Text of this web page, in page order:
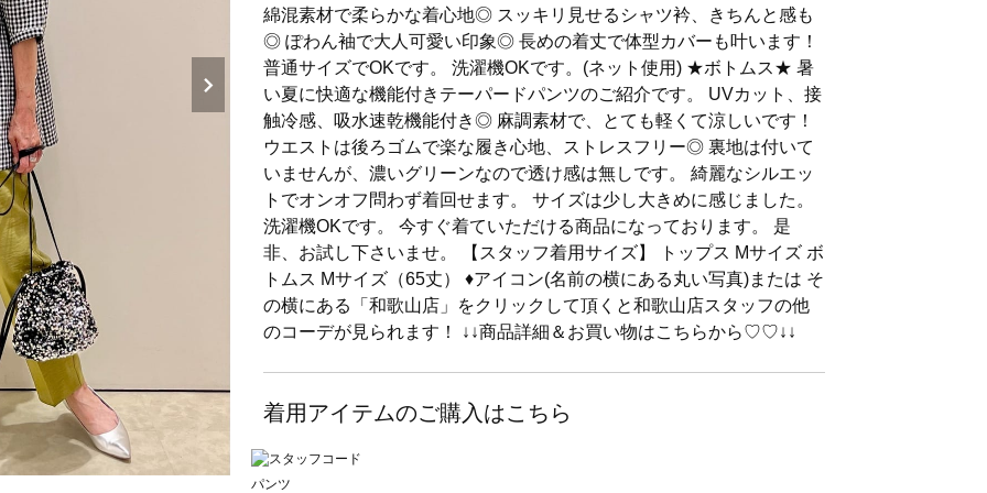
綿混素材で柔らかな着心地◎ スッキリ見せるシャツ衿、きちんと感も
◎ ぽわん袖で大人可愛い印象◎ 長めの着丈で体型カバーも叶います！
普通サイズでOKです。 洗濯機OKです。(ネット使用) ★ボトムス★ 暑
い夏に快適な機能付きテーパードパンツのご紹介です。 UVカット、接
触冷感、吸水速乾機能付き◎ 麻調素材で、とても軽くて涼しいです！
ウエストは後ろゴムで楽な履き心地、ストレスフリー◎ 裏地は付いて
いませんが、濃いグリーンなので透け感は無しです。 綺麗なシルエッ
トでオンオフ問わず着回せます。 サイズは少し大きめに感じました。
洗濯機OKです。 今すぐ着ていただける商品になっております。 是
非、お試し下さいませ。 【スタッフ着用サイズ】 トップス Mサイズ ボ
トムス Mサイズ（65丈） ♦アイコン(名前の横にある丸い写真)または そ
の横にある「和歌山店」をクリックして頂くと和歌山店スタッフの他
のコーデが見られます！ ↓↓商品詳細＆お買い物はこちらから♡♡↓↓
着用アイテムのご購入はこちら
パンツ